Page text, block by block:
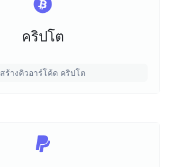
คริปโต
สร้างคิวอาร์โค้ด คริปโต